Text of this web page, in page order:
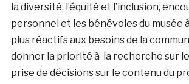
la diversité, l’équité et l’inclusion,
personnel et les bénévoles du musée
plus réactifs aux besoins de la
donner la priorité à la recherche sur
prise de décisions sur le contenu du